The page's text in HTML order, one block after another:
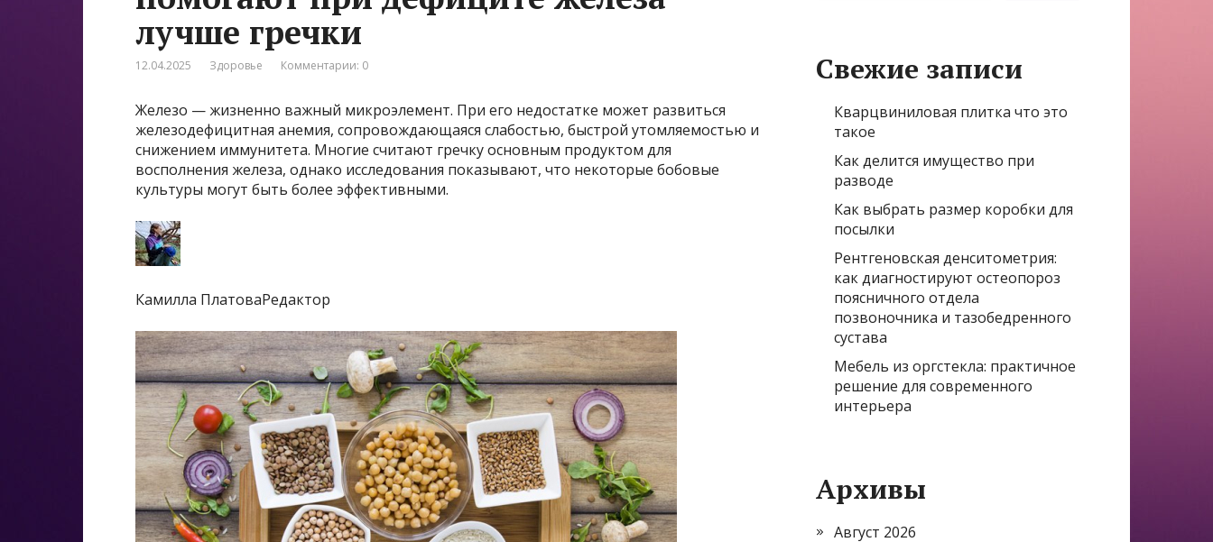
лучше гречки
12.04.2025 Здоровье Комментарии: 0
Железо — жизненно важный микроэлемент. При его недостатке может развиться
железодефицитная анемия, сопровождающаяся слабостью, быстрой утомляемостью и
снижением иммунитета. Многие считают гречку основным продуктом для
восполнения железа, однако исследования показывают, что некоторые бобовые
культуры могут быть более эффективными.​
Камилла ПлатоваРедактор
Свежие записи
Кварцвиниловая плитка что это
такое
Как делится имущество при
разводе
Как выбрать размер коробки для
посылки
Рентгеновская денситометрия:
как диагностируют остеопороз
поясничного отдела
позвоночника и тазобедренного
сустава
Мебель из оргстекла: практичное
решение для современного
интерьера
Архивы
Август 2026